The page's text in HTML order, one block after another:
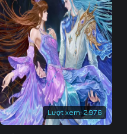
90
93
96
99
102
Lượt xem:2.976